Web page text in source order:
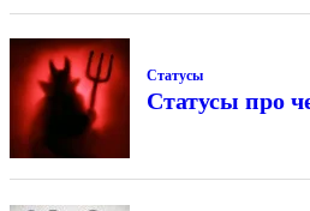
Статусы
Статусы про